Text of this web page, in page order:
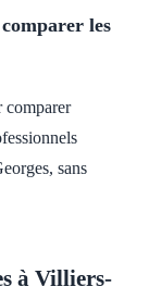
les
comparer
sans
à Villiers-